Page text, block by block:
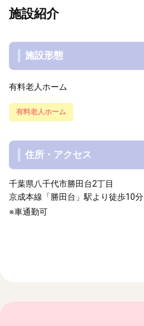
施設紹介
施設形態
有料老人ホーム
有料老人ホーム
住所・アクセス
千葉県八千代市勝田台2丁目
京成本線「勝田台」駅より徒歩10分
※車通勤可